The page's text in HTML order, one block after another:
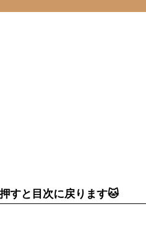
すと目次に戻ります🐱